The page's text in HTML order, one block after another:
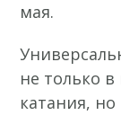
мая.
не только
катания,